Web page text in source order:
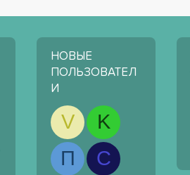
НОВЫЕ
ПОЛЬЗОВАТЕЛ
И
V
K
П
С